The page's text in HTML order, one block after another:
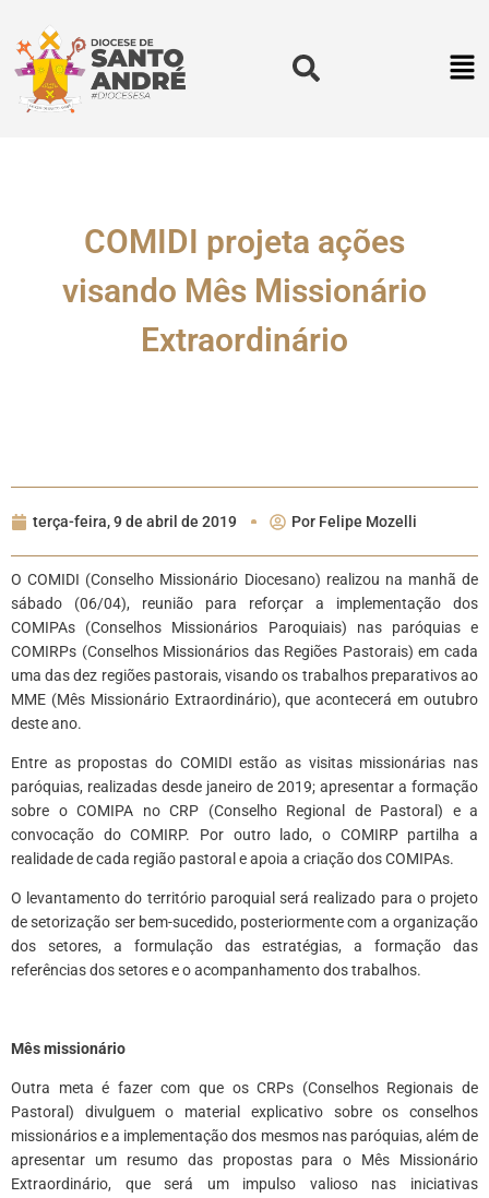
COMIDI projeta ações
visando Mês Missionário
Extraordinário
terça-feira, 9 de abril de 2019 Por Felipe Mozelli
O COMIDI (Conselho Missionário Diocesano) realizou na manhã de
sábado (06/04), reunião para reforçar a implementação dos
COMIPAs (Conselhos Missionários Paroquiais) nas paróquias e
COMIRPs (Conselhos Missionários das Regiões Pastorais) em cada
uma das dez regiões pastorais, visando os trabalhos preparativos ao
MME (Mês Missionário Extraordinário), que acontecerá em outubro
deste ano.
Entre as propostas do COMIDI estão as visitas missionárias nas
paróquias, realizadas desde janeiro de 2019; apresentar a formação
sobre o COMIPA no CRP (Conselho Regional de Pastoral) e a
convocação do COMIRP. Por outro lado, o COMIRP partilha a
realidade de cada região pastoral e apoia a criação dos COMIPAs.
O levantamento do território paroquial será realizado para o projeto
de setorização ser bem-sucedido, posteriormente com a organização
dos setores, a formulação das estratégias, a formação das
referências dos setores e o acompanhamento dos trabalhos.
Mês missionário
Outra meta é fazer com que os CRPs (Conselhos Regionais de
Pastoral) divulguem o material explicativo sobre os conselhos
missionários e a implementação dos mesmos nas paróquias, além de
apresentar um resumo das propostas para o Mês Missionário
Extraordinário, que será um impulso valioso nas iniciativas